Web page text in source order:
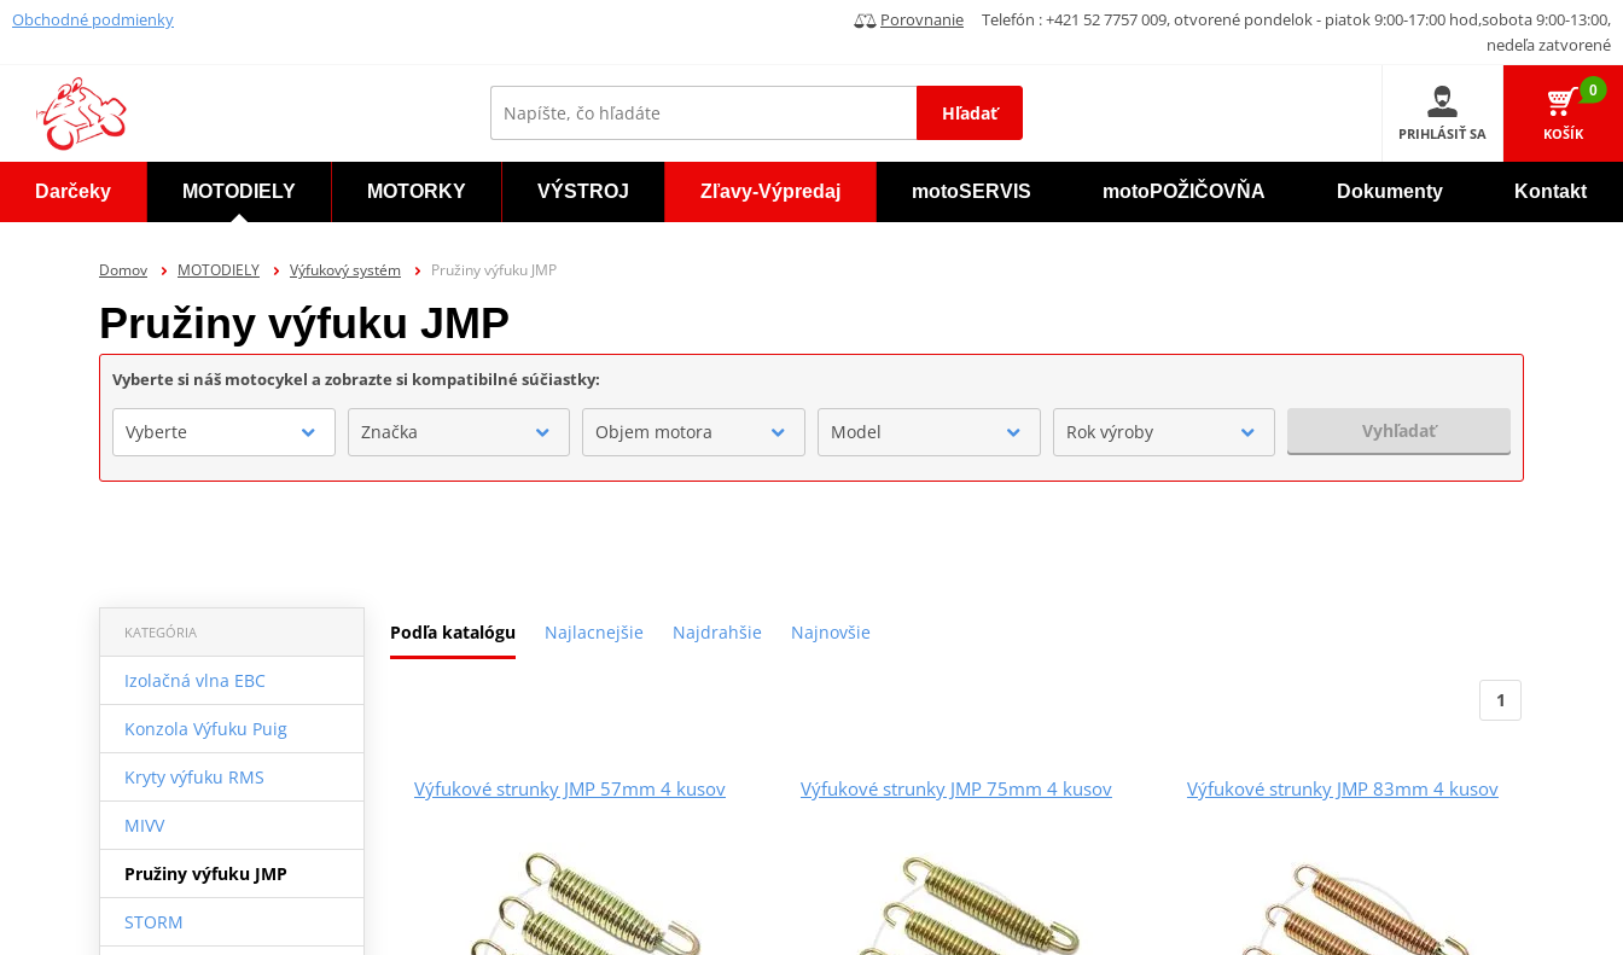
Obchodné podmienky Porovnanie
Telefón : +421 52 7757 009, otvorené pondelok - piatok 9:00-17:00 hod,sobota 9:00-13:00,
nedeľa zatvorené
Hľadať
PRIHLÁSIŤ SA
0
KOŠÍK
Darčeky MOTODIELY MOTORKY VÝSTROJ Zľavy-Výpredaj motoSERVIS motoPOŽIČOVŇA Dokumenty Kontakt
Domov MOTODIELY Výfukový systém Pružiny výfuku JMP
Pružiny výfuku JMP
Vyberte si náš motocykel a zobrazte si kompatibilné súčiastky:
Vyberte Značka Objem motora Model Rok výroby Vyhľadať
Podľa katalógu Najlacnejšie Najdrahšie Najnovšie
KATEGÓRIA
Izolačná vlna EBC
Konzola Výfuku Puig
Kryty výfuku RMS
MIVV
Pružiny výfuku JMP
STORM
1
Výfukové strunky JMP 57mm 4 kusov Výfukové strunky JMP 75mm 4 kusov Výfukové strunky JMP 83mm 4 kusov